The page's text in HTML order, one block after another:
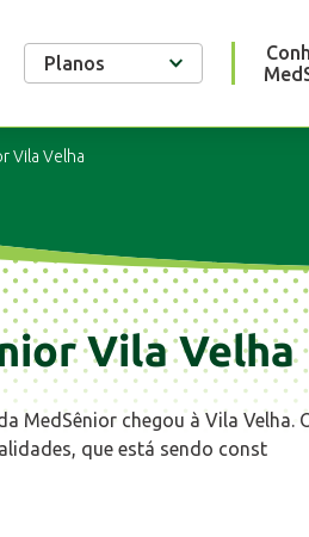
Planos
Vila Velha
Vila Velha
MedSênior chegou à Vila
que está sendo const